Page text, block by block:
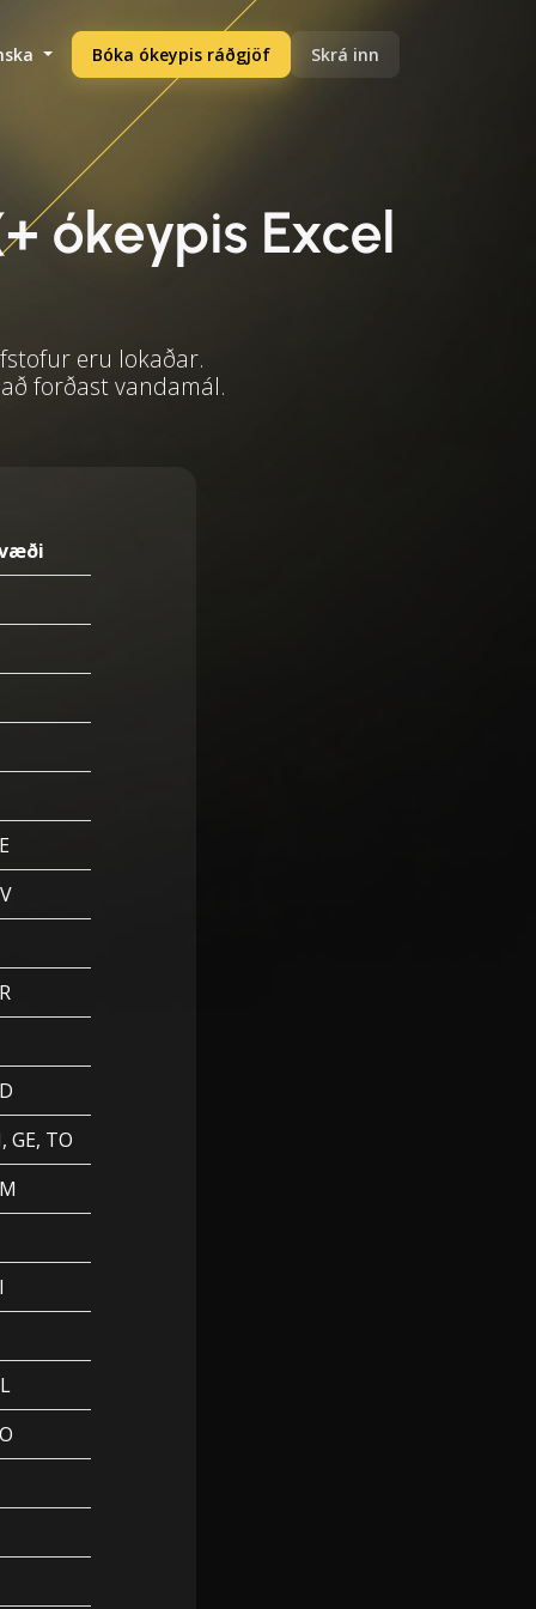
Bóka ókeypis ráðgjöf Skrá inn
ókeypis Excel
eru lokaðar.
forðast vandamál.
GE, TO